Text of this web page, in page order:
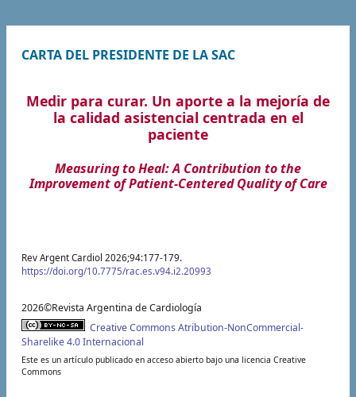
CARTA DEL PRESIDENTE DE LA SAC
Medir para curar. Un aporte a la mejoría de
la calidad asistencial centrada en el
paciente
Measuring to Heal: A Contribution to the
Improvement of Patient-Centered Quality of Care
Rev Argent Cardiol 2026;94:177-179.
https://doi.org/10.7775/rac.es.v94.i2.20993
2026©Revista Argentina de Cardiología
Creative Commons Atribution-NonCommercial-
Sharelike 4.0 Internacional
Este es un artículo publicado en acceso abierto bajo una licencia Creative
Commons